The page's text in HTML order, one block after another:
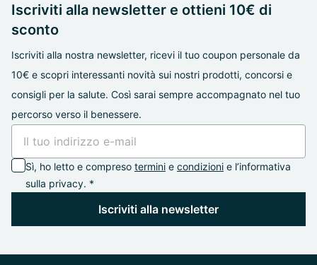
Iscriviti alla newsletter e ottieni 10€ di
sconto
Iscriviti alla nostra newsletter, ricevi il tuo coupon personale da
10€ e scopri interessanti novità sui nostri prodotti, concorsi e
consigli per la salute. Così sarai sempre accompagnato nel tuo
percorso verso il benessere.
Sì, ho letto e compreso termini e condizioni e l’informativa
sulla privacy. *
Iscriviti alla newsletter